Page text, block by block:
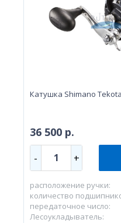
Катушка Shimano Tekota
36 500 р.
- 1 +
расположение ручки:
количество
передаточное число:
Лесоукладыватель: